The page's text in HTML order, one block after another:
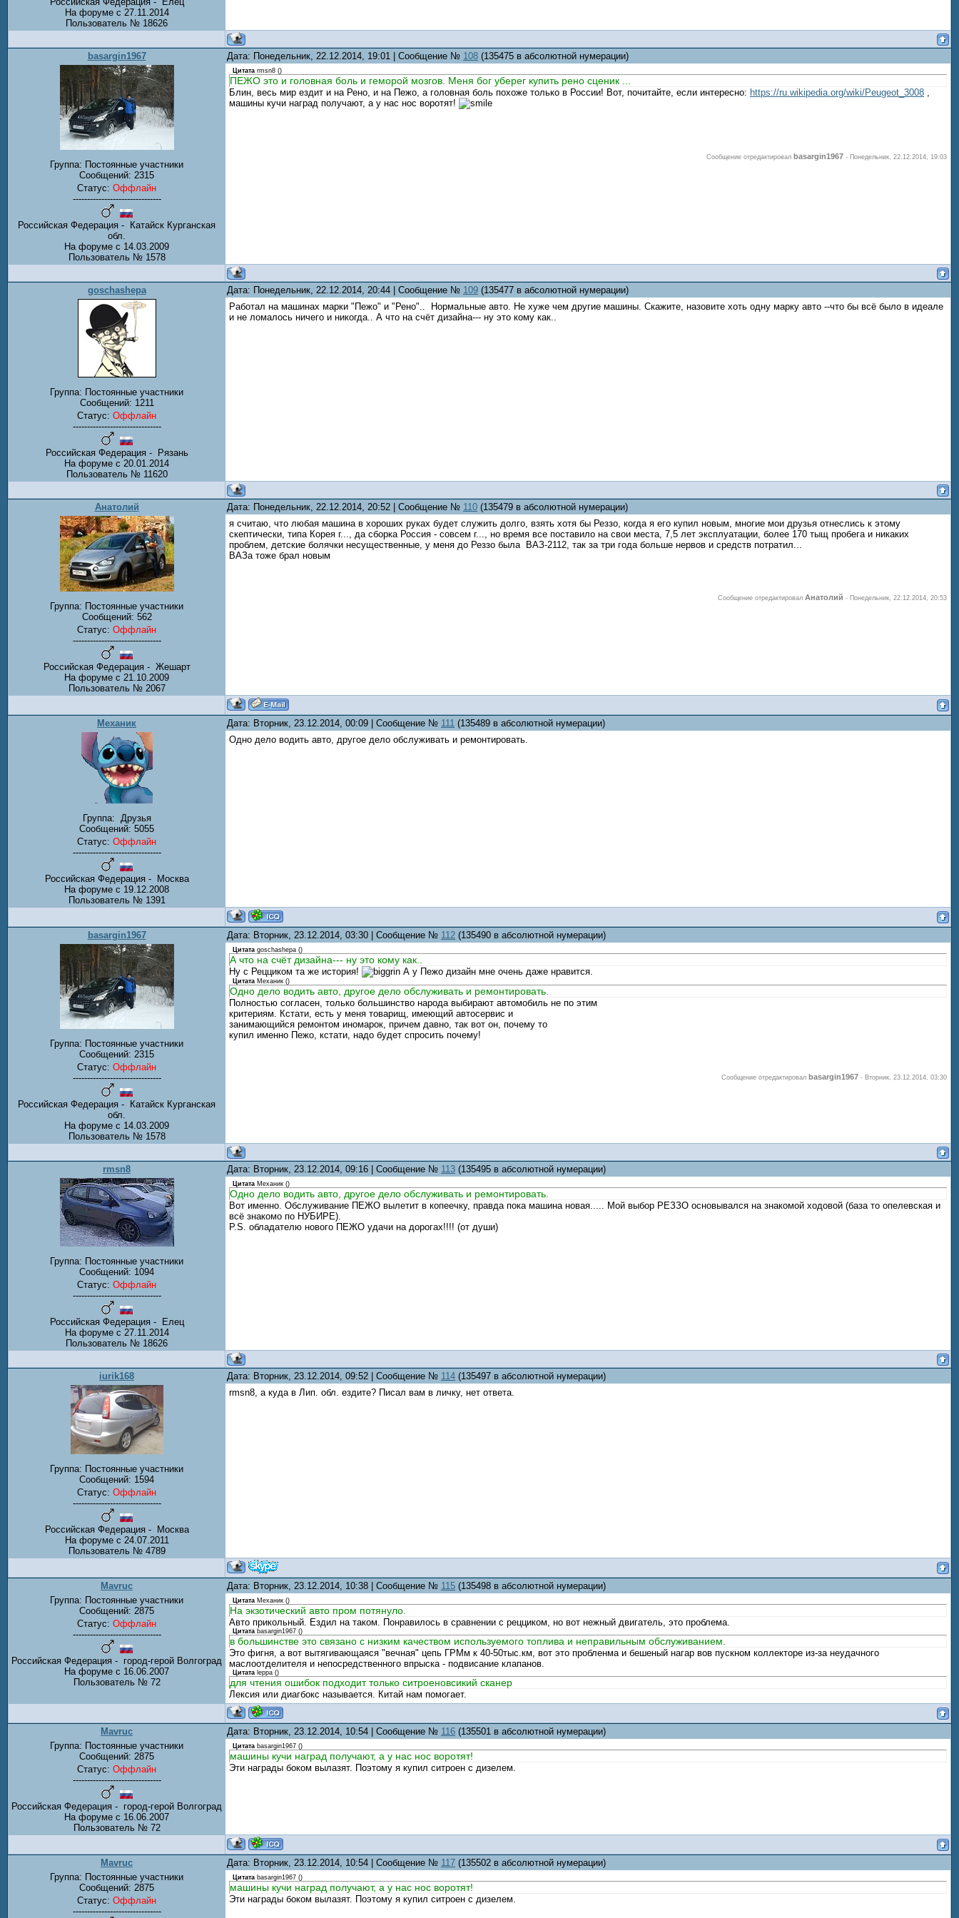
На форуме с 27.11.2014
Пользователь № 18626
basargin1967 Дата: Понедельник, 22.12.2014, 19:01 | Сообщение № 108 (135475 в абсолютной нумерации)
Группа: Постоянные участники
Сообщений: 2315
Статус: Оффлайн
-------------------------------
Российская Федерация - Катайск Курганская
обл.
На форуме с 14.03.2009
Пользователь № 1578
Цитата rmsn8 ()
ПЕЖО это и головная боль и геморой мозгов. Меня бог уберег купить рено сценик ...
Блин, весь мир ездит и на Рено, и на Пежо, а головная боль похоже только в России! Вот, почитайте, если интересно: https://ru.wikipedia.org/wiki/Peugeot_3008 ,
машины кучи наград получают, а у нас нос воротят!
Сообщение отредактировал basargin1967 - Понедельник, 22.12.2014, 19:03
goschashepa Дата: Понедельник, 22.12.2014, 20:44 | Сообщение № 109 (135477 в абсолютной нумерации)
Группа: Постоянные участники
Сообщений: 1211
Статус: Оффлайн
-------------------------------
Российская Федерация - Рязань
На форуме с 20.01.2014
Пользователь № 11620
Работал на машинах марки "Пежо" и "Рено".. Нормальные авто. Не хуже чем другие машины. Скажите, назовите хоть одну марку авто --что бы всё было в идеале
и не ломалось ничего и никогда.. А что на счёт дизайна--- ну это кому как..
Анатолий Дата: Понедельник, 22.12.2014, 20:52 | Сообщение № 110 (135479 в абсолютной нумерации)
Группа: Постоянные участники
Сообщений: 562
Статус: Оффлайн
-------------------------------
Российская Федерация - Жешарт
На форуме с 21.10.2009
Пользователь № 2067
я считаю, что любая машина в хороших руках будет служить долго, взять хотя бы Реззо, когда я его купил новым, многие мои друзья отнеслись к этому
скептически, типа Корея г..., да сборка Россия - совсем г..., но время все поставило на свои места, 7,5 лет эксплуатации, более 170 тыщ пробега и никаких
проблем, детские болячки несущественные, у меня до Реззо была ВАЗ-2112, так за три года больше нервов и средств потратил...
ВАЗа тоже брал новым
Сообщение отредактировал Анатолий - Понедельник, 22.12.2014, 20:53
Механик Дата: Вторник, 23.12.2014, 00:09 | Сообщение № 111 (135489 в абсолютной нумерации)
Группа: Друзья
Сообщений: 5055
Статус: Оффлайн
-------------------------------
Российская Федерация - Москва
На форуме с 19.12.2008
Пользователь № 1391
Одно дело водить авто, другое дело обслуживать и ремонтировать.
basargin1967 Дата: Вторник, 23.12.2014, 03:30 | Сообщение № 112 (135490 в абсолютной нумерации)
Группа: Постоянные участники
Сообщений: 2315
Статус: Оффлайн
-------------------------------
Российская Федерация - Катайск Курганская
обл.
На форуме с 14.03.2009
Пользователь № 1578
Цитата goschashepa ()
А что на счёт дизайна--- ну это кому как..
Ну с Рецциком та же история! А у Пежо дизайн мне очень даже нравится.
Цитата Механик ()
Одно дело водить авто, другое дело обслуживать и ремонтировать.
Полностью согласен, только большинство народа выбирают автомобиль не по этим
критериям. Кстати, есть у меня товарищ, имеющий автосервис и
занимающийся ремонтом иномарок, причем давно, так вот он, почему то
купил именно Пежо, кстати, надо будет спросить почему!
Сообщение отредактировал basargin1967 - Вторник, 23.12.2014, 03:30
rmsn8 Дата: Вторник, 23.12.2014, 09:16 | Сообщение № 113 (135495 в абсолютной нумерации)
Группа: Постоянные участники
Сообщений: 1094
Статус: Оффлайн
-------------------------------
Российская Федерация - Елец
На форуме с 27.11.2014
Пользователь № 18626
Цитата Механик ()
Одно дело водить авто, другое дело обслуживать и ремонтировать.
Вот именно. Обслуживание ПЕЖО вылетит в копеечку, правда пока машина новая..... Мой выбор РЕЗЗО основывался на знакомой ходовой (база то опелевская и
всё знакомо по НУБИРЕ).
P.S. обладателю нового ПЕЖО удачи на дорогах!!!! (от души)
iurik168 Дата: Вторник, 23.12.2014, 09:52 | Сообщение № 114 (135497 в абсолютной нумерации)
Группа: Постоянные участники
Сообщений: 1594
Статус: Оффлайн
-------------------------------
Российская Федерация - Москва
На форуме с 24.07.2011
Пользователь № 4789
rmsn8, а куда в Лип. обл. ездите? Писал вам в личку, нет ответа.
Mavruc Дата: Вторник, 23.12.2014, 10:38 | Сообщение № 115 (135498 в абсолютной нумерации)
Группа: Постоянные участники
Сообщений: 2875
Статус: Оффлайн
-------------------------------
Российская Федерация - город-герой Волгоград
На форуме с 16.06.2007
Пользователь № 72
Цитата Механик ()
На экзотический авто пром потянуло.
Авто прикольный. Ездил на таком. Понравилось в сравнении с рецциком, но вот нежный двигатель, это проблема.
Цитата basargin1967 ()
в большинстве это связано с низким качеством используемого топлива и неправильным обслуживанием.
Это фигня, а вот вытягивающаяся "вечная" цепь ГРМм к 40-50тыс.км, вот это пробленма и бешеный нагар вов пускном коллекторе из-за неудачного
маслоотделителя и непосредственного впрыска - подвисание клапанов.
Цитата leppa ()
для чтения ошибок подходит только ситроеновсикий сканер
Лексия или диагбокс называется. Китай нам помогает.
Mavruc Дата: Вторник, 23.12.2014, 10:54 | Сообщение № 116 (135501 в абсолютной нумерации)
Группа: Постоянные участники
Сообщений: 2875
Статус: Оффлайн
-------------------------------
Российская Федерация - город-герой Волгоград
На форуме с 16.06.2007
Пользователь № 72
Цитата basargin1967 ()
машины кучи наград получают, а у нас нос воротят!
Эти награды боком вылазят. Поэтому я купил ситроен с дизелем.
Mavruc Дата: Вторник, 23.12.2014, 10:54 | Сообщение № 117 (135502 в абсолютной нумерации)
Группа: Постоянные участники
Сообщений: 2875
Статус: Оффлайн
-------------------------------
Цитата basargin1967 ()
машины кучи наград получают, а у нас нос воротят!
Эти награды боком вылазят. Поэтому я купил ситроен с дизелем.